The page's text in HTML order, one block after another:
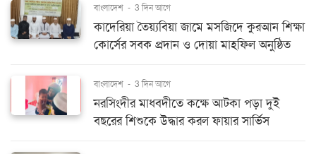
বাংলাদেশ - 3 দিন আগে
কাদেরিয়া তৈয়্যবিয়া জামে মসজিদে কুরআন শিক্ষা
কোর্সের সবক প্রদান ও দোয়া মাহফিল অনুষ্ঠিত
বাংলাদেশ - 3 দিন আগে
নরসিংদীর মাধবদীতে কক্ষে আটকা পড়া দুই
বছরের শিশুকে উদ্ধার করল ফায়ার সার্ভিস